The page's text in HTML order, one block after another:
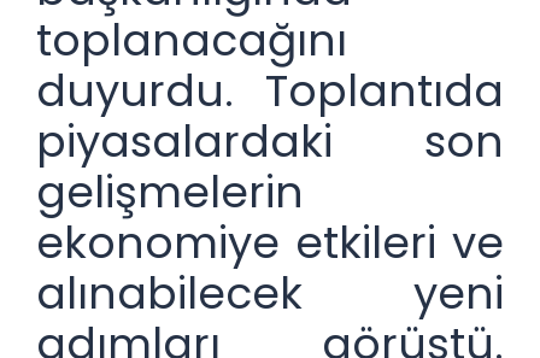
toplanacağını
duyurdu. Toplantıda
piyasalardaki son
gelişmelerin
ekonomiye etkileri ve
alınabilecek yeni
adımları görüştü.